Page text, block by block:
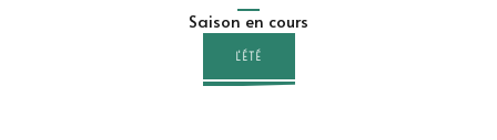
Saison en cours
L'ÉTÉ